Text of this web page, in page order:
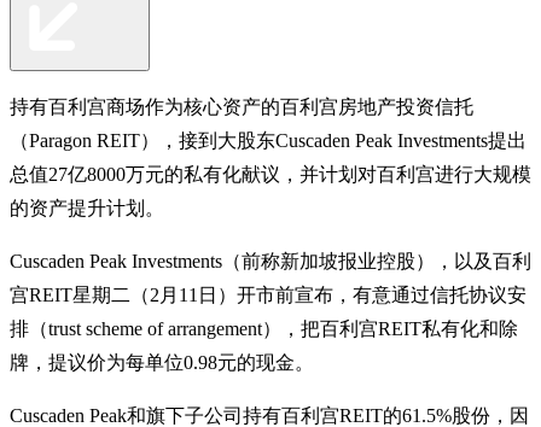
持有百利宫商场作为核心资产的百利宫房地产投资信托
（Paragon REIT），接到大股东Cuscaden Peak Investments提出
总值27亿8000万元的私有化献议，并计划对百利宫进行大规模
的资产提升计划。
Cuscaden Peak Investments（前称新加坡报业控股），以及百利
宫REIT星期二（2月11日）开市前宣布，有意通过信托协议安
排（trust scheme of arrangement），把百利宫REIT私有化和除
牌，提议价为每单位0.98元的现金。
Cuscaden Peak和旗下子公司持有百利宫REIT的61.5%股份，因